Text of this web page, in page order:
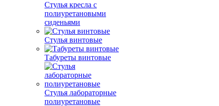
Стулья кресла с
полиуретановыми
сиденьями
Стулья винтовые
Табуреты винтовые
Стулья лабораторные
полиуретановые